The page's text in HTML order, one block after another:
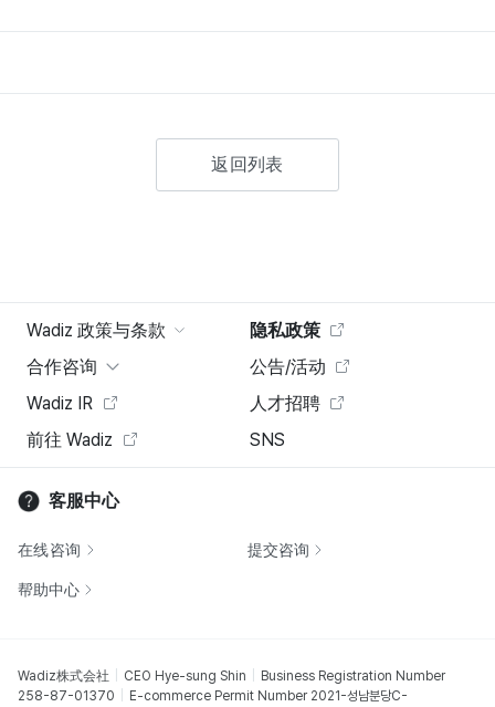
返回列表
Wadiz 政策与条款
隐私政策
合作咨询
公告/活动
Wadiz IR
人才招聘
前往 Wadiz
SNS
客服中心
在线咨询 提交咨询
帮助中心
Wadiz株式会社 CEO Hye-sung Shin
Business Registration Number
258-87-01370
E-commerce Permit Number 2021-성남분당C-